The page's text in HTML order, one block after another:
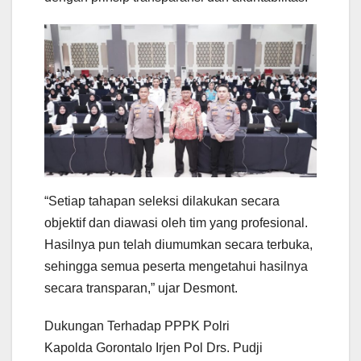
“Setiap tahapan seleksi dilakukan secara
objektif dan diawasi oleh tim yang profesional.
Hasilnya pun telah diumumkan secara terbuka,
sehingga semua peserta mengetahui hasilnya
secara transparan,” ujar Desmont.
Dukungan Terhadap PPPK Polri
Kapolda Gorontalo Irjen Pol Drs. Pudji